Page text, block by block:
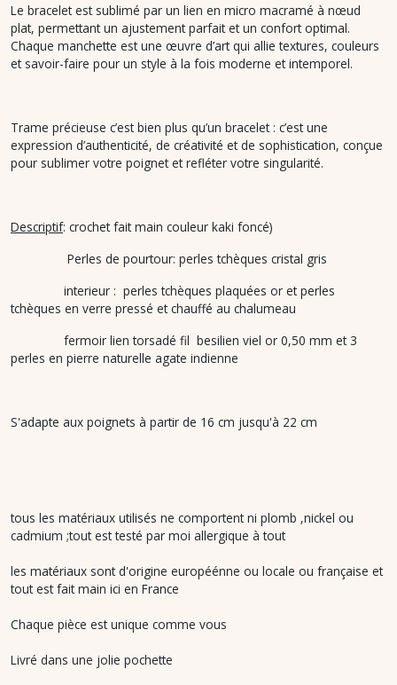
Le bracelet est sublimé par un lien en micro macramé à nœud
plat, permettant un ajustement parfait et un confort optimal.
Chaque manchette est une œuvre d’art qui allie textures, couleurs
et savoir-faire pour un style à la fois moderne et intemporel.
Trame précieuse c’est bien plus qu’un bracelet : c’est une
expression d’authenticité, de créativité et de sophistication, conçue
pour sublimer votre poignet et refléter votre singularité.
Descriptif: crochet fait main couleur kaki foncé)
Perles de pourtour: perles tchèques cristal gris
interieur : perles tchèques plaquées or et perles
tchèques en verre pressé et chauffé au chalumeau
fermoir lien torsadé fil besilien viel or 0,50 mm et 3
perles en pierre naturelle agate indienne
S'adapte aux poignets à partir de 16 cm jusqu'à 22 cm
tous les matériaux utilisés ne comportent ni plomb ,nickel ou
cadmium ;tout est testé par moi allergique à tout
les matériaux sont d'origine européénne ou locale ou française et
tout est fait main ici en France
Chaque pièce est unique comme vous
Livré dans une jolie pochette